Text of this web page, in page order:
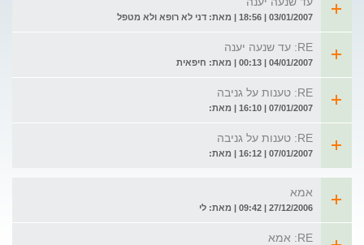
03/01/2007 | 18:56 | מאת: דני לא רופא ולא מטפל
RE: עד שנעה יענה
04/01/2007 | 00:13 | מאת: חיפאית
RE: טענות על גניבה
07/01/2007 | 16:10 | מאת:
RE: טענות על גניבה
07/01/2007 | 16:12 | מאת:
אמא
27/12/2006 | 09:42 | מאת: לי
RE: אמא